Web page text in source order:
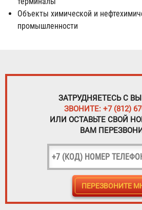
Объекты химической и
промышленности
ЗАТРУДНЯЕТЕСЬ С
ЗВОНИТЕ: +7 (812)
ИЛИ ОСТАВЬТЕ СВОЙ
ВАМ